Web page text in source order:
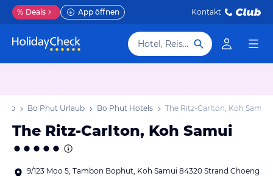
% Deals App öffnen Kontakt
Hotel, Reiseziel
Bo Phut Urlaub Bo Phut Hotels The Ritz-Carlton, Koh Samui
The Ritz-Carlton, Koh Samui
9/123 Moo 5, Tambon Bophut, Koh Samui 84320 Strand Choeng